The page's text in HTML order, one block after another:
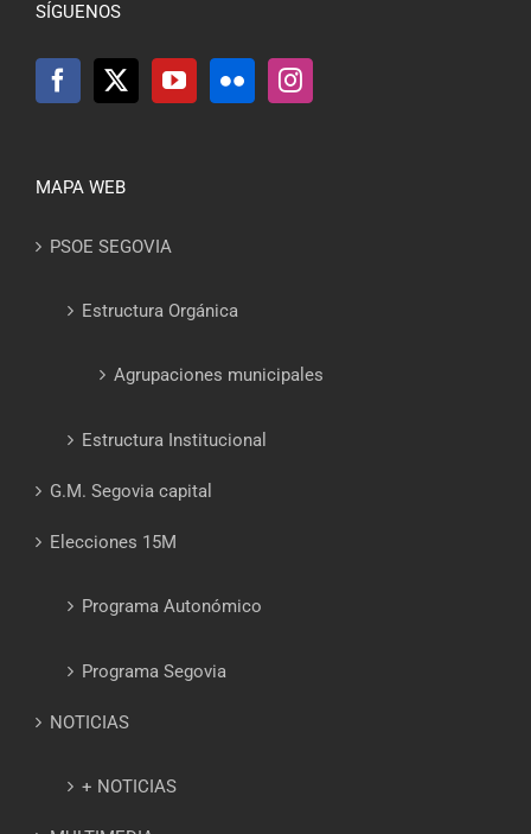
SÍGUENOS
MAPA WEB
PSOE SEGOVIA
Estructura Orgánica
Agrupaciones municipales
Estructura Institucional
G.M. Segovia capital
Elecciones 15M
Programa Autonómico
Programa Segovia
NOTICIAS
+ NOTICIAS